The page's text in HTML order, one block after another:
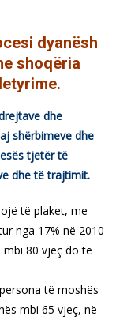
dyanësh
shoqëria
dhe
shërbimeve dhe
tjetër të
dhe të trajtimit.
të plaket, me
nga 17% në 2010
mbi 80 vjeç do të
të moshës
mbi 65 vjeç, në